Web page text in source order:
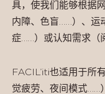
具，使我们能够根据
内障、色盲……）、运
症……）或认知需求（
FACIL’iti也适用于所
觉疲劳、夜间模式……